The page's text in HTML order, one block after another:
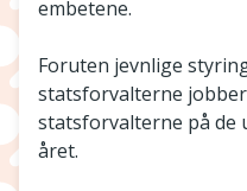
embetene.
Foruten jevnlige
statsforvalterne
statsforvalterne på de
året.